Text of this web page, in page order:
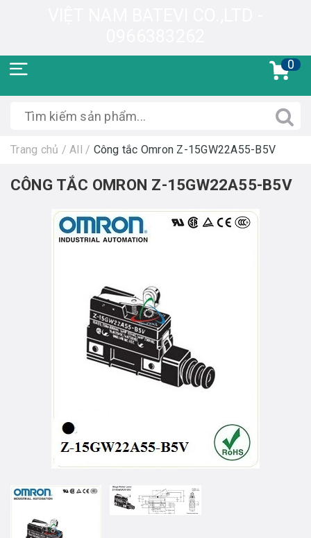
0
Trang chủ / All / Công tắc Omron Z-15GW22A55-B5V
CÔNG TẮC OMRON Z-15GW22A55-B5V